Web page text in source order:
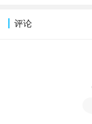
评论